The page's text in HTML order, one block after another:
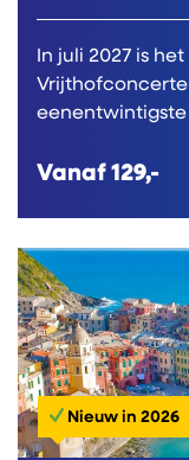
In juli 2027 is
eenentwintigste
Vanaf 129,-
Nieuw in 2026